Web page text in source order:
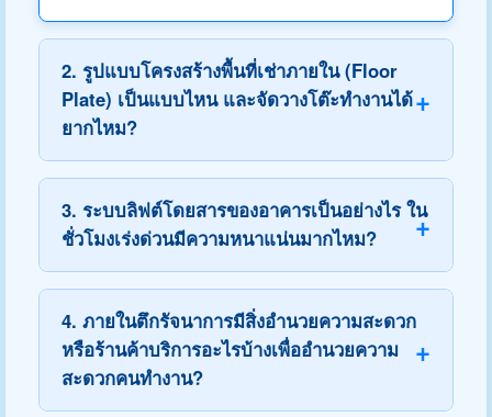
2. รูปแบบโครงสร้างพื้นที่เช่าภายใน (Floor
Plate) เป็นแบบไหน และจัดวางโต๊ะทำงานได้
ยากไหม?
3. ระบบลิฟต์โดยสารของอาคารเป็นอย่างไร ใน
ชั่วโมงเร่งด่วนมีความหนาแน่นมากไหม?
4. ภายในตึกรัจนาการมีสิ่งอำนวยความสะดวก
หรือร้านค้าบริการอะไรบ้างเพื่ออำนวยความ
สะดวกคนทำงาน?